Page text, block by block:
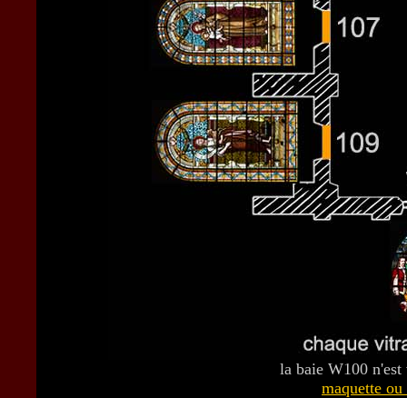
la baie W100
maquette